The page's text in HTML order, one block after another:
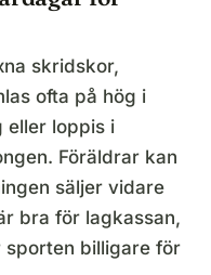
skridskor,
ofta på hög i
eller loppis i
Föräldrar kan
säljer vidare
bra för lagkassan,
billigare för